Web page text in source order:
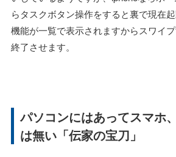
らタスクボタン操作をすると裏で現在
機能が一覧で表示されますからスワイ
終了させます。
パソコンにはあってスマホ
は無い「伝家の宝刀」